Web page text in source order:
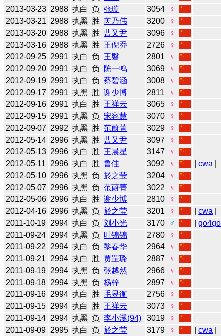
2013-03-23 2988 执白 负 张璇 3054
♀
2013-03-21 2988 执黑 胜 芮乃伟 3200
♀
2013-03-20 2988 执黑 胜 曹又尹 3096
♀
2013-03-16 2988 执黑 胜 王倪乔 2726
♀
2012-09-25 2991 执白 负 王磐 2801
♀
2012-09-20 2991 执白 负 陈一鸣 3069
♀
2012-09-19 2991 执白 负 蔡碧涵 3008
♀
2012-09-17 2991 执黑 胜 谢少博 2811
♀
2012-09-16 2991 执白 胜 王祥云 3065
♀
2012-09-15 2991 执黑 负 宋容慧 3070
♀
2012-09-07 2992 执黑 胜 范蔚菁 3029
♀
2012-05-14 2996 执黑 胜 曹又尹 3097
♀
2012-05-13 2996 执白 胜 王晨星 3147
♀
2012-05-11
2996 执白 胜 鲁佳 3092 ♀ |cwa
2012-05-10 2996 执黑 负 於之莹 3204
♀
2012-05-07 2996 执黑 负 范蔚菁 3022
♀
2012-05-06 2996 执白 胜 谢少博 2810
♀
2012-04-16 2996 执黑 负 於之莹 3201 ♀ |cwa
2011-10-19 2994 执白 负 刘小光 3170 ♂ |go4go
2011-09-24 2994 执黑 负 叶锦锦 2780
♀
2011-09-22
2994 执白 负 黎春华 2964
♀
2011-09-21
2994 执白 胜 贾罡璐 2887
♀
2011-09-19 2994 执黑 负 张越然 2966
♀
2011-09-18 2994 执黑 负 杨梓 2897
♀
2011-09-16 2994 执白 胜 毛昱衡 2756
♀
2011-09-15 2994 执白 胜 王祥云 3073
♀
2011-09-14 2994 执黑 负 李小溪(94) 3019
♀
2011-09-09 2995 执白 负 於之莹 3179 ♀ |cwa